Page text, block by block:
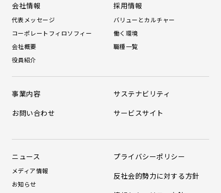
会社情報
代表メッセージ
コーポレートフィロソフィー
会社概要
役員紹介
採用情報
バリューとカルチャー
働く環境
職種一覧
事業内容
サステナビリティ
お問い合わせ
サービスサイト
ニュース
メディア情報
お知らせ
プライバシーポリシー
反社会的勢力に対する方針